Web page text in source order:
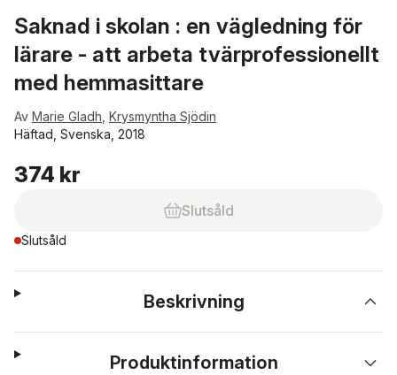
Saknad i skolan : en vägledning för
lärare - att arbeta tvärprofessionellt
med hemmasittare
Av Marie Gladh Krysmyntha Sjödin
Häftad, Svenska, 2018
374 kr
Slutsåld
Slutsåld
Beskrivning
Produktinformation